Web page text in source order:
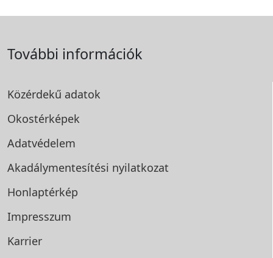
További információk
Közérdekű adatok
Okostérképek
Adatvédelem
Akadálymentesítési nyilatkozat
Honlaptérkép
Impresszum
Karrier